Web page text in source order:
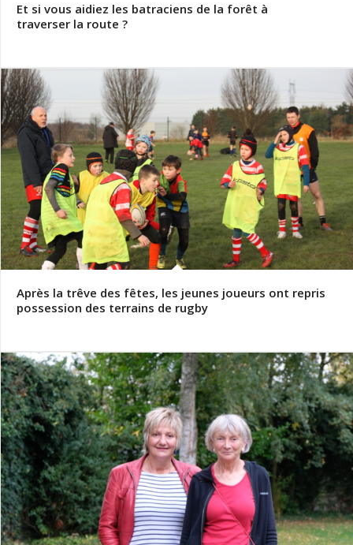
Et si vous aidiez les batraciens de la forêt à
traverser la route ?
Après la trêve des fêtes, les jeunes joueurs ont repris
possession des terrains de rugby